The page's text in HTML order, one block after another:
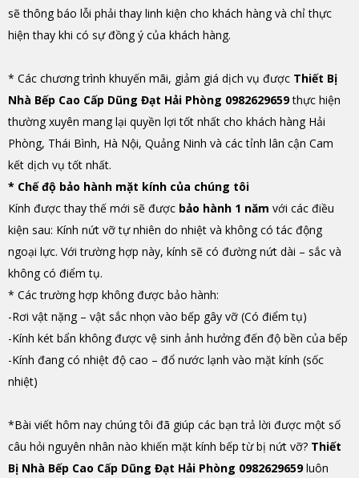
sẽ thông báo lỗi phải thay linh kiện cho khách hàng và chỉ thực
hiện thay khi có sự đồng ý của khách hàng.
* Các chương trình khuyến mãi, giảm giá dịch vụ được Thiết Bị
Nhà Bếp Cao Cấp Dũng Đạt Hải Phòng 0982629659thực hiện
thường xuyên mang lại quyền lợi tốt nhất cho khách hàng Hải
Phòng, Thái Bình, Hà Nội, Quảng Ninh và các tỉnh lân cận Cam
kết dịch vụ tốt nhất.
* Chế độ bảo hành mặt kính của chúng tôi
Kính được thay thế mới sẽ được bảo hành 1 năm với các điều
kiện sau: Kính nứt vỡ tự nhiên do nhiệt và không có tác động
ngoại lực. Với trường hợp này, kính sẽ có đường nứt dài – sắc và
không có điểm tụ.
* Các trường hợp không được bảo hành:
-Rơi vật nặng – vật sắc nhọn vào bếp gây vỡ (Có điểm tụ)
-Kính két bẩn không được vệ sinh ảnh hưởng đến độ bền của bếp
-Kính đang có nhiệt độ cao – đổ nước lạnh vào mặt kính (sốc
nhiệt)
*Bài viết hôm nay chúng tôi đã giúp các bạn trả lời được một số
câu hỏi nguyên nhân nào khiến mặt kính bếp từ bị nứt vỡ? Thiết
Bị Nhà Bếp Cao Cấp Dũng Đạt Hải Phòng 0982629659luôn